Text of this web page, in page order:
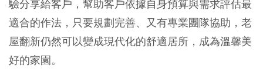
驗分享給客戶，幫助客戶依據自身預算與需求評估最
適合的作法，只要規劃完善、又有專業團隊協助，老
屋翻新仍然可以變成現代化的舒適居所，成為溫馨美
好的家園。